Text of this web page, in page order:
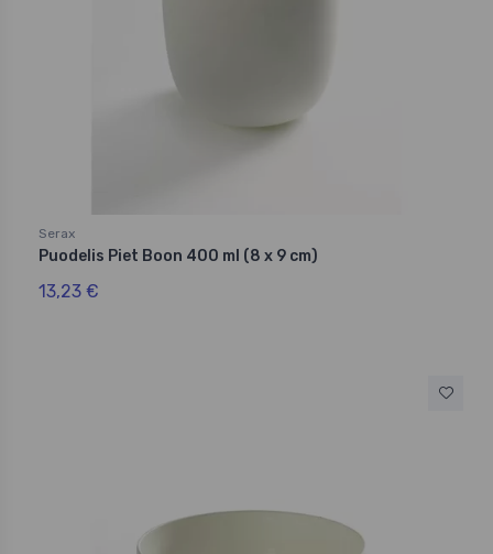
Serax
Puodelis Piet Boon 400 ml (8 x 9 cm)
13,23 €